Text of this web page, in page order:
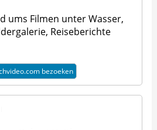
ums Filmen unter Wasser,
Reiseberichte
bezoeken